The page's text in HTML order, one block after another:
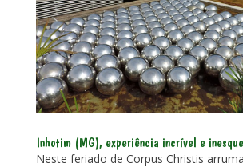
Inhotim (MG), experiência incrível e
Neste feriado de Corpus Christis